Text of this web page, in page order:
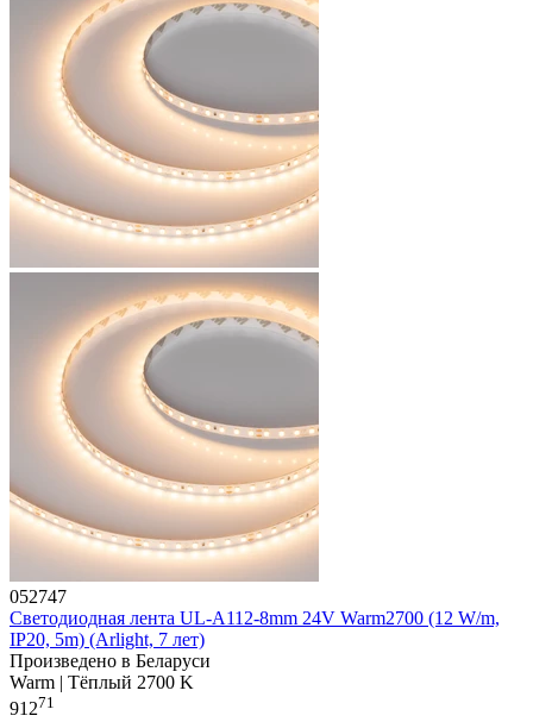
052747
Светодиодная лента UL-A112-8mm 24V Warm2700 (12 W/m,
IP20, 5m) (Arlight, 7 лет)
Произведено в Беларуси
Warm | Тёплый 2700 K
91271